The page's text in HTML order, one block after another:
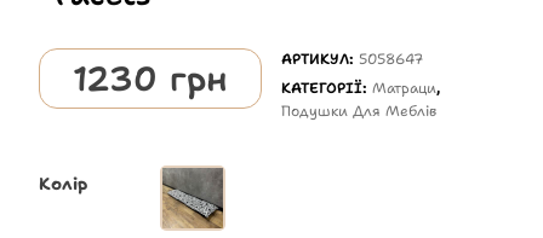
1230 грн АРТИКУЛ: 5058647
КАТЕГОРІЇ:Матраци,
Подушки Для Меблів
Колір